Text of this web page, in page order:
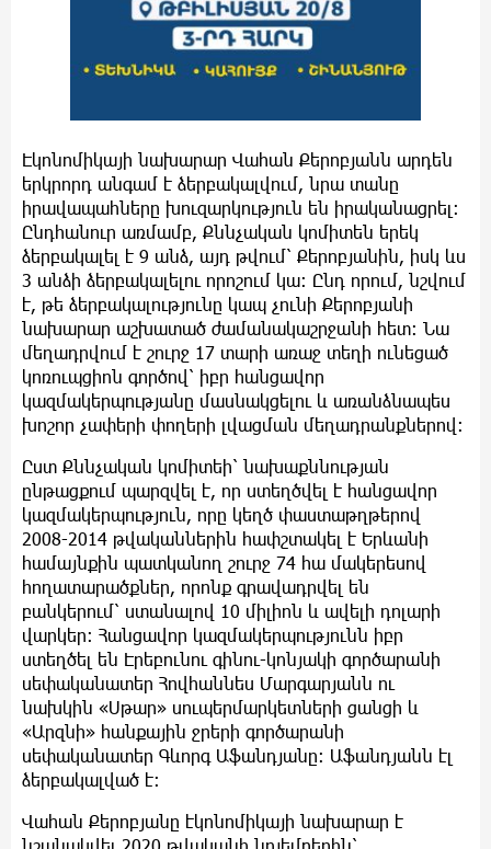
Էկոնոմիկայի նախարար Վահան Քերոբյանն արդեն
երկրորդ անգամ է ձերբակալվում, նրա տանը
իրավապահները խուզարկություն են իրականացրել։
Ընդհանուր առմամբ, Քննչական կոմիտեն երեկ
ձերբակալել է 9 անձ, այդ թվում՝ Քերոբյանին, իսկ ևս
3 անձի ձերբակալելու որոշում կա։ Ընդ որում, նշվում
է, թե ձերբակալությունը կապ չունի Քերոբյանի
նախարար աշխատած ժամանակաշրջանի հետ։ Նա
մեղադրվում է շուրջ 17 տարի առաջ տեղի ունեցած
կոռուպցիոն գործով՝ իբր հանցավոր
կազմակերպությանը մասնակցելու և առանձնապես
խոշոր չափերի փողերի լվացման մեղադրանքներով։
Ըստ Քննչական կոմիտեի՝ նախաքննության
ընթացքում պարզվել է, որ ստեղծվել է հանցավոր
կազմակերպություն, որը կեղծ փաստաթղթերով
2008-2014 թվականներին հափշտակել է Երևանի
համայնքին պատկանող շուրջ 74 հա մակերեսով
հողատարածքներ, որոնք գրավադրվել են
բանկերում՝ ստանալով 10 միլիոն և ավելի դոլարի
վարկեր։ Հանցավոր կազմակերպությունն իբր
ստեղծել են Էրեբունու գինու-կոնյակի գործարանի
սեփականատեր Հովհաննես Մարգարյանն ու
նախկին «Սթար» սուպերմարկետների ցանցի և
«Արզնի» հանքային ջրերի գործարանի
սեփականատեր Գևորգ Աֆանդյանը։ Աֆանդյանն էլ
ձերբակալված է։
Վահան Քերոբյանը էկոնոմիկայի նախարար է